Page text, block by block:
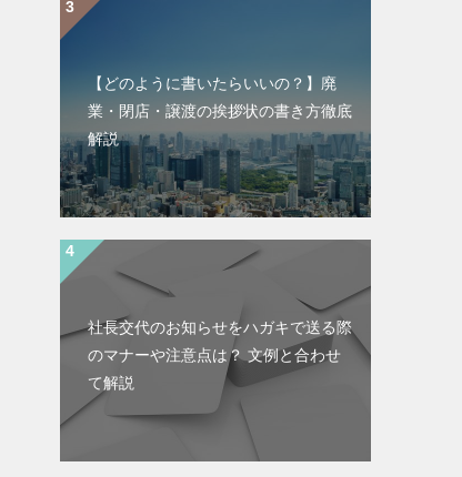
【どのように書いたらいいの？】廃
業・閉店・譲渡の挨拶状の書き方徹底
解説
社長交代のお知らせをハガキで送る際
のマナーや注意点は？ 文例と合わせ
て解説